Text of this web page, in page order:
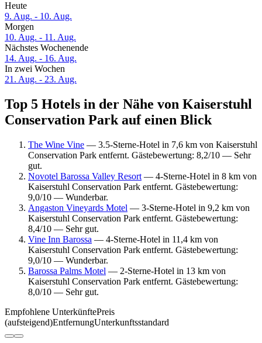
Heute
9. Aug. - 10. Aug.
Morgen
10. Aug. - 11. Aug.
Nächstes Wochenende
14. Aug. - 16. Aug.
In zwei Wochen
21. Aug. - 23. Aug.
Top 5 Hotels in der Nähe von Kaiserstuhl
Conservation Park auf einen Blick
The Wine Vine — 3.5-Sterne-Hotel in 7,6 km von Kaiserstuhl
Conservation Park entfernt. Gästebewertung: 8,2/10 — Sehr
gut.
Novotel Barossa Valley Resort — 4-Sterne-Hotel in 8 km von
Kaiserstuhl Conservation Park entfernt. Gästebewertung:
9,0/10 — Wunderbar.
Angaston Vineyards Motel — 3-Sterne-Hotel in 9,2 km von
Kaiserstuhl Conservation Park entfernt. Gästebewertung:
8,4/10 — Sehr gut.
Vine Inn Barossa — 4-Sterne-Hotel in 11,4 km von
Kaiserstuhl Conservation Park entfernt. Gästebewertung:
9,0/10 — Wunderbar.
Barossa Palms Motel — 2-Sterne-Hotel in 13 km von
Kaiserstuhl Conservation Park entfernt. Gästebewertung:
8,0/10 — Sehr gut.
Empfohlene UnterkünftePreis
(aufsteigend)EntfernungUnterkunftsstandard